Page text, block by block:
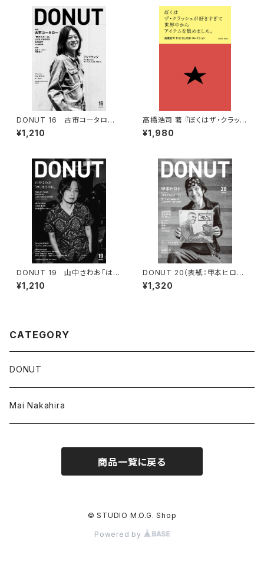
DONUT 16 古市コータロー
「赤のブルース」
¥1,210
高橋浩司 著 『ぼくはザ・クラッシ
ュが好きすぎて世界中からアイ
テムを集めました。』
¥1,980
DONUT 19 山中さわお「はじ
まりの日」
¥1,210
DONUT 20（表紙：甲本ヒロト）
ポストカード付
¥1,320
CATEGORY
DONUT
Mai Nakahira
商品一覧に戻る
© STUDIO M.O.G. Shop
Powered by